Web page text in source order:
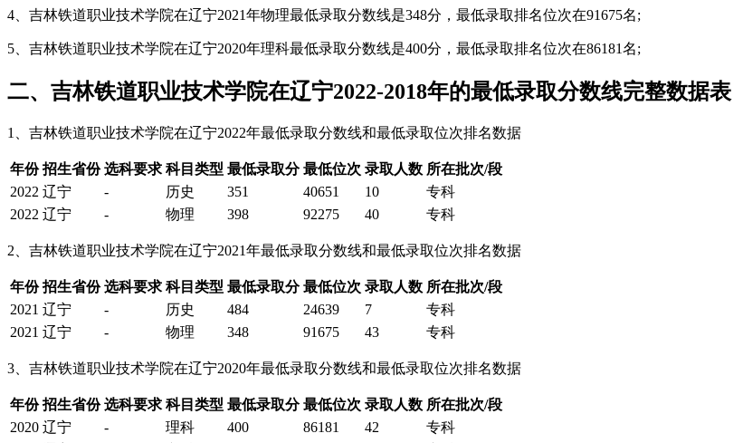
4、吉林铁道职业技术学院在辽宁2021年物理最低录取分数线是348分，最低录取排名位次在91675名;
5、吉林铁道职业技术学院在辽宁2020年理科最低录取分数线是400分，最低录取排名位次在86181名;
二、吉林铁道职业技术学院在辽宁2022-2018年的最低录取分数线完整数据表
1、吉林铁道职业技术学院在辽宁2022年最低录取分数线和最低录取位次排名数据
年份 招生省份 选科要求 科目类型 最低录取分 最低位次 录取人数 所在批次/段
2022 辽宁 - 历史 351 40651 10
专科
2022 辽宁 - 物理 398 92275 40 专科
2、吉林铁道职业技术学院在辽宁2021年最低录取分数线和最低录取位次排名数据
年份 招生省份 选科要求 科目类型 最低录取分 最低位次 录取人数 所在批次/段
2021 辽宁 - 历史 484 24639 7
专科
2021 辽宁 - 物理 348 91675 43 专科
3、吉林铁道职业技术学院在辽宁2020年最低录取分数线和最低录取位次排名数据
年份 招生省份 选科要求 科目类型 最低录取分 最低位次 录取人数 所在批次/段
2020 辽宁 - 理科 400 86181 42
专科